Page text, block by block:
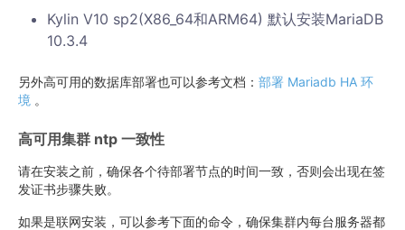
Kylin V10 sp2(X86_64和ARM64) 默认安装MariaDB
10.3.4
另外高可用的数据库部署也可以参考文档： 部署 Mariadb HA 环
境 。
高可用集群 ntp 一致性
请在安装之前，确保各个待部署节点的时间一致，否则会出现在签
发证书步骤失败。
如果是联网安装，可以参考下面的命令，确保集群内每台服务器都